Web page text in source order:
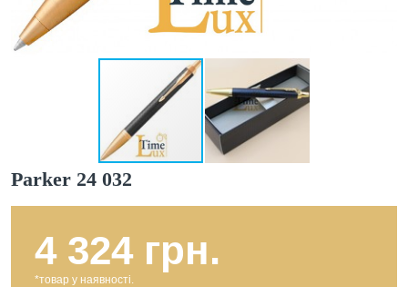
Parker 24 032
4 324 грн.
*товар у наявності.